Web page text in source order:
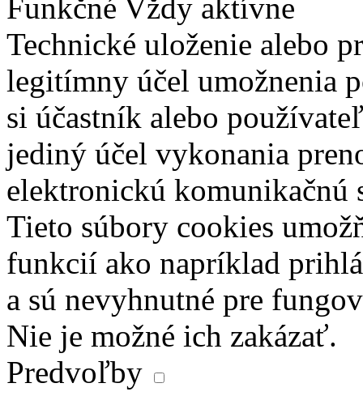
Funkčné Vždy aktívne
Technické uloženie alebo
legitímny účel umožnenia
si účastník alebo
jediný účel vykonania
elektronickú komunikačnú
Tieto súbory cookies
funkcií ako napríklad
a sú nevyhnutné pre
Nie je možné ich zakázať.
Predvoľby